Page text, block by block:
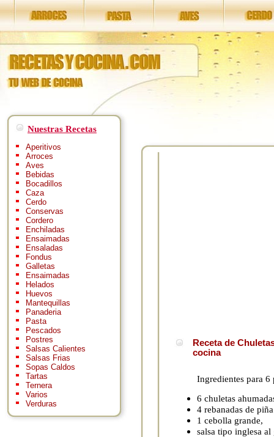
Nuestras Recetas
Aperitivos
Arroces
Aves
Bebidas
Bocadillos
Caza
Cerdo
Conservas
Cordero
Enchiladas
Ensaimadas
Ensaladas
Fondus
Galletas
Ensaimadas
Helados
Huevos
Mantequillas
Panaderia
Pasta
Pescados
Postres
Salsas Calientes
Salsas Frias
Sopas Caldos
Tartas
Ternera
Varios
Verduras
Receta de
cocina
Ingredientes para 6
6 chuletas
4 rebanadas de
1 cebolla grande,
salsa tipo inglesa al